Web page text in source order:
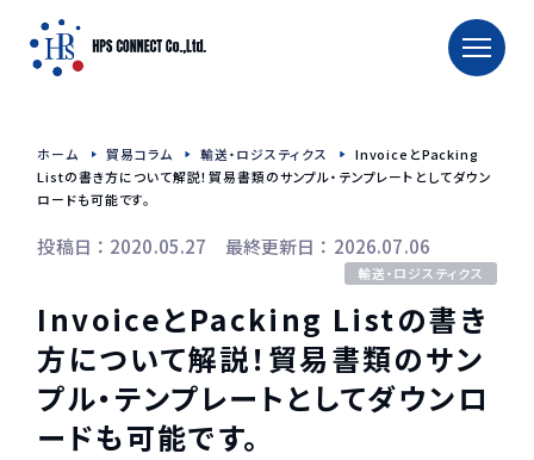
ホーム
タイへの輸出入
タイへのお酒輸出入
タイへの食品用機械輸送
TRAFFIC CALENDAR
ホーム 貿易コラム 輸送・ロジスティクス
InvoiceとPacking
Listの書き方について解説！貿易書類のサンプル・テンプレートとしてダウン
ロードも可能です。
投稿日：2020.05.27 最終更新日：2026.07.06
輸送・ロジスティクス
InvoiceとPacking Listの書き
方について解説！貿易書類のサン
プル・テンプレートとしてダウンロ
ードも可能です。